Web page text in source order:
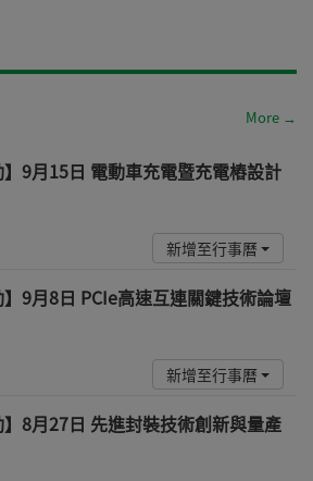
More →
】9月15日 電動車充電暨充電樁設計
新增至行事曆
】9月8日 PCIe高速互連關鍵技術論壇
新增至行事曆
】8月27日 先進封裝技術創新與量產